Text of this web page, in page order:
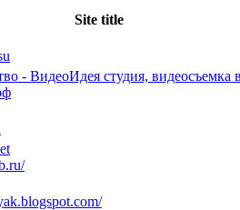
Site title
- ВидеоИдея студия, видеосъемка